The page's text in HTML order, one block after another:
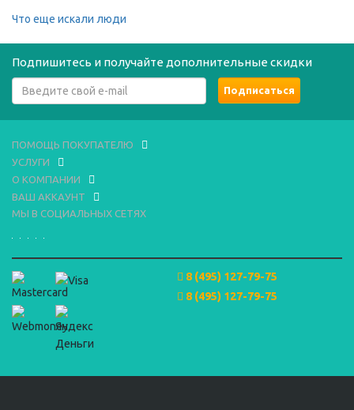
Что еще искали люди
Подпишитесь и получайте дополнительные скидки
ПОМОЩЬ ПОКУПАТЕЛЮ
УСЛУГИ
О КОМПАНИИ
ВАШ АККАУНТ
МЫ В СОЦИАЛЬНЫХ СЕТЯХ
8 (495) 127-79-75
8 (495) 127-79-75